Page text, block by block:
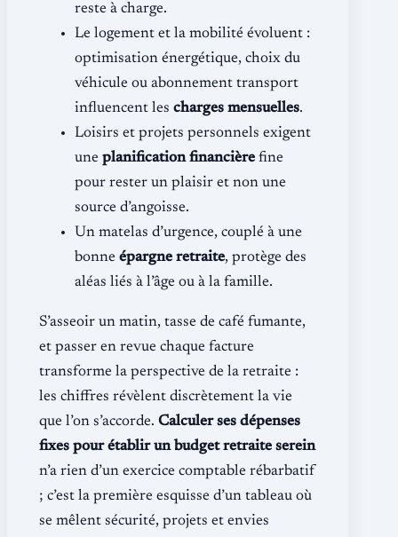
reste à charge.
Le logement et la mobilité évoluent :
optimisation énergétique, choix du
véhicule ou abonnement transport
influencent les charges mensuelles.
Loisirs et projets personnels exigent
une planification financière fine
pour rester un plaisir et non une
source d’angoisse.
Un matelas d’urgence, couplé à une
bonne épargne retraite, protège des
aléas liés à l’âge ou à la famille.
S’asseoir un matin, tasse de café fumante,
et passer en revue chaque facture
transforme la perspective de la retraite :
les chiffres révèlent discrètement la vie
que l’on s’accorde. Calculer ses dépenses
fixes pour établir un budget retraite serein
n’a rien d’un exercice comptable rébarbatif
; c’est la première esquisse d’un tableau où
se mêlent sécurité, projets et envies